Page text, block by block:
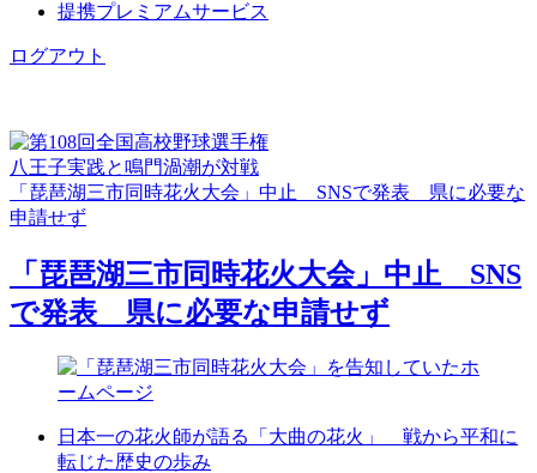
提携プレミアムサービス
ログアウト
八王子実践と鳴門渦潮が対戦
「琵琶湖三市同時花火大会」中止 SNSで発表 県に必要な
申請せず
「琵琶湖三市同時花火大会」中止 SNS
で発表 県に必要な申請せず
日本一の花火師が語る「大曲の花火」 戦から平和に
転じた歴史の歩み